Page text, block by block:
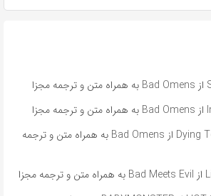
آهنگ انگلیسی Dying To Love از Bad Omens به همراه متن و ترجمه